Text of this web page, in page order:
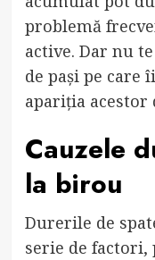
problemă
active. Dar nu
de pași pe care
apariția
Cauzele
la birou
Durerile de
serie de